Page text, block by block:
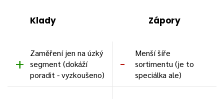
Klady Zápory
Zaměření jen na úzký
segment (dokáží
poradit - vyzkoušeno)
Menší šíře
sortimentu (je to
speciálka ale)